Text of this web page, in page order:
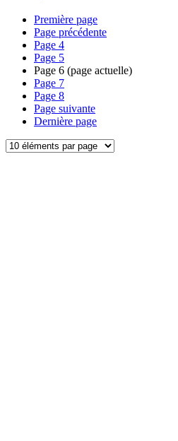
Première page
Page précédente
Page 4
Page 5
Page 6 (page actuelle)
Page 7
Page 8
Page suivante
Dernière page